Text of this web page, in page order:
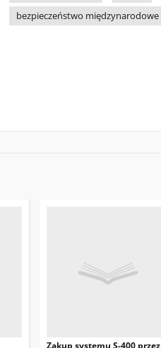
bezpieczeństwo międzynarodowe
Zakup systemu S-400 przez